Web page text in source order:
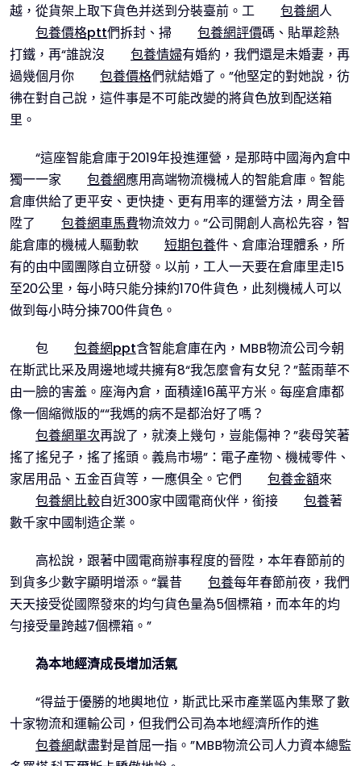
越，從貨架上取下貨色并送到分裝臺前。工
包養網人
包養價格ptt們拆封、掃 包養網評價碼、貼單趁熱
打鐵，再“誰說沒
包養情婦有婚約，我們還是未婚妻，再
過幾個月你
包養價格們就結婚了。”他堅定的對她說，彷
彿在對自己說，這件事是不可能改變的將貨色放到配送箱
里。
“這座智能倉庫于2019年投進運營，是那時中國海內倉中
獨一一家
包養網應用高端物流機械人的智能倉庫。智能
倉庫供給了更平安、更快捷、更有用率的運營方法，周全晉
陞了
包養網車馬費物流效力。”公司開創人高松先容，智
能倉庫的機械人驅動軟
短期包養件、倉庫治理體系，所
有的由中國團隊自立研發。以前，工人一天要在倉庫里走15
至20公里，每小時只能分揀約170件貨色，此刻機械人可以
做到每小時分揀700件貨色。
包 包養網ppt含智能倉庫在內，MBB物流公司今朝
在斯武比采及周邊地域共擁有8“我怎麼會有女兒？”藍雨華不
由一臉的害羞。座海內倉，面積達16萬平方米。每座倉庫都
像一個縮微版的““我媽的病不是都治好了嗎？
包養網單次再說了，就湊上幾句，豈能傷神？”裴母笑著
搖了搖兒子，搖了搖頭。義烏市場”：電子產物、機械零件、
家居用品、五金百貨等，一應俱全。它們
包養金額來
包養網比較自近300家中國電商伙伴，銜接 包養著
數千家中國制造企業。
高松說，跟著中國電商辦事程度的晉陞，本年春節前的
到貨多少數字顯明增添。“曩昔
包養每年春節前夜，我們
天天接受從國際發來的均勻貨色量為5個標箱，而本年的均
勻接受量跨越7個標箱。”
為本地經濟成長增加活氣
“得益于優勝的地輿地位，斯武比采市產業區內集聚了數
十家物流和運輸公司，但我們公司為本地經濟所作的進
包養網獻盡對是首屈一指。”MBB物流公司人力資本總監